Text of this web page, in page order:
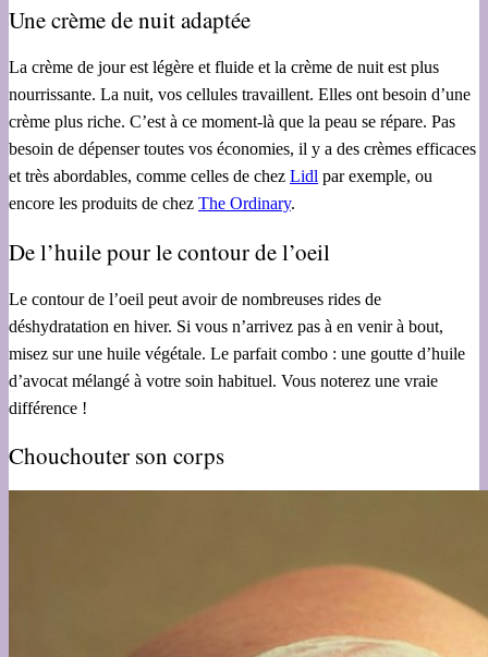
Une crème de nuit adaptée
La crème de jour est légère et fluide et la crème de nuit est plus
nourrissante. La nuit, vos cellules travaillent. Elles ont besoin d’une
crème plus riche. C’est à ce moment-là que la peau se répare. Pas
besoin de dépenser toutes vos économies, il y a des crèmes efficaces
et très abordables, comme celles de chez Lidl par exemple, ou
encore les produits de chez The Ordinary.
De l’huile pour le contour de l’oeil
Le contour de l’oeil peut avoir de nombreuses rides de
déshydratation en hiver. Si vous n’arrivez pas à en venir à bout,
misez sur une huile végétale. Le parfait combo : une goutte d’huile
d’avocat mélangé à votre soin habituel. Vous noterez une vraie
différence !
Chouchouter son corps